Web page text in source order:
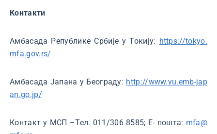
Контакти
Амбасада Републике Србије у Токију: https://tokyo.
mfa.gov.rs/
Амбасада Јапана у Београду: http://www.yu.emb-jap
an.go.jp/
Контакт у МСП –Тел. 011/306 8585; Е- пошта: mfa@